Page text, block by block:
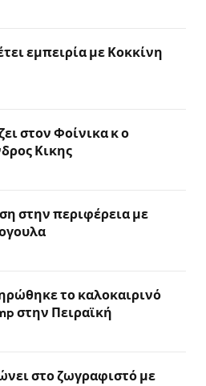
εμπειρία με Κοκκίνη
στον Φοίνικα κ ο
Κικης
στην περιφέρεια με
το καλοκαιρινό
στην Πειραϊκή
στο ζωγραφιστό με